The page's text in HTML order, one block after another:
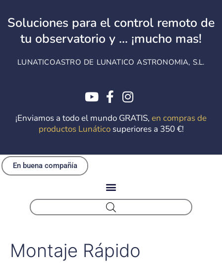
contenido
Soluciones para el control remoto de
tu observatorio y ... ¡mucho mas!
LUNATICOASTRO DE LUNATICO ASTRONOMIA, S.L.
¡Enviamos a todo el mundo GRATIS, en compras de
productos Lunáticosuperiores a 350 €!
En buena compañía
Montaje Rápido
Ordenado
por
popularidad